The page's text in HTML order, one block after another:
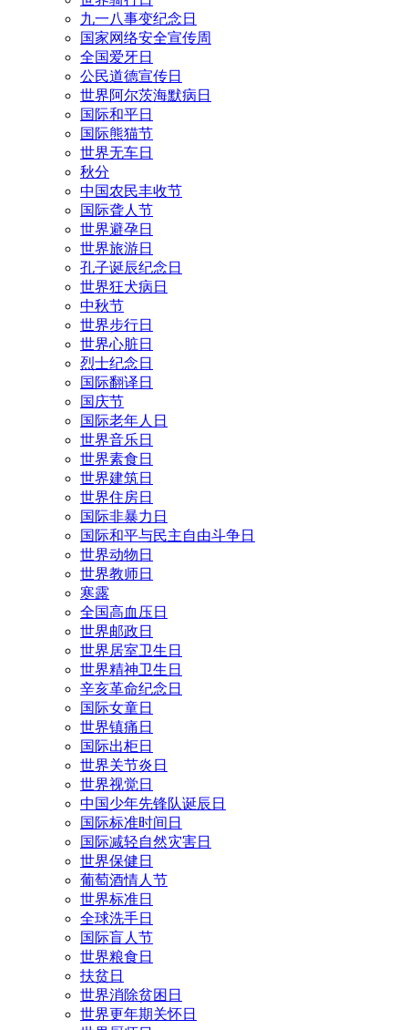
九一八事变纪念日
国家网络安全宣传周
全国爱牙日
公民道德宣传日
世界阿尔茨海默病日
国际和平日
国际熊猫节
世界无车日
秋分
中国农民丰收节
国际聋人节
世界避孕日
世界旅游日
孔子诞辰纪念日
世界狂犬病日
中秋节
世界步行日
世界心脏日
烈士纪念日
国际翻译日
国庆节
国际老年人日
世界音乐日
世界素食日
世界建筑日
世界住房日
国际非暴力日
国际和平与民主自由斗争日
世界动物日
世界教师日
寒露
全国高血压日
世界邮政日
世界居室卫生日
世界精神卫生日
辛亥革命纪念日
国际女童日
世界镇痛日
国际出柜日
世界关节炎日
世界视觉日
中国少年先锋队诞辰日
国际标准时间日
国际减轻自然灾害日
世界保健日
葡萄酒情人节
世界标准日
全球洗手日
国际盲人节
世界粮食日
扶贫日
世界消除贫困日
世界更年期关怀日